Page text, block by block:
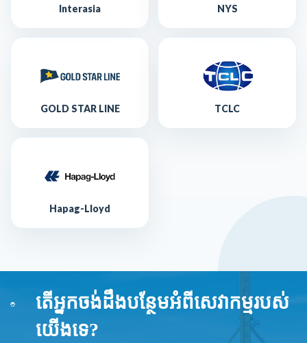
Interasia NYS
GOLD STAR LINE TCLC
Hapag-Lloyd
តើអ្នកចង់ដឹងបន្ថែមអំពីសេវាកម្មរបស់
យើងទេ?